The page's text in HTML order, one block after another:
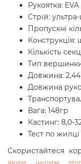
Рукоятка: EVA
Стрій:
Пропускні
Конструкція:
Кількість
Тип
Довжина:
Довжина
Вага: 148гр
Кастинг: 8,0-
Тест по жилці
Скористайтеся